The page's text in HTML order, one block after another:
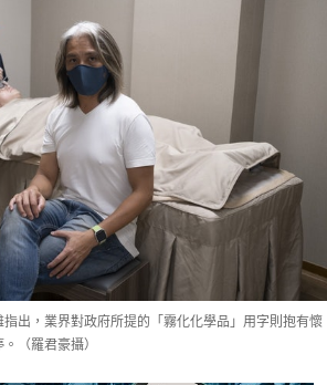
出，業界對政府所提的「霧化化學品」用字則抱有懷
（羅君豪攝）